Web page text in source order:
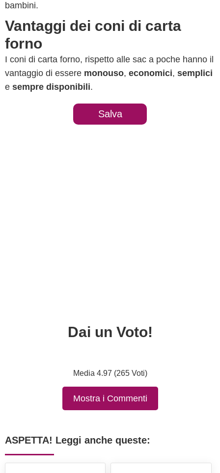
bambini.
Vantaggi dei coni di carta
forno
I coni di carta forno, rispetto alle sac a poche hanno il
vantaggio di essere monouso, economici, semplici
e sempre disponibili.
Salva
Dai un Voto!
Media 4.97 (265 Voti)
Mostra i Commenti
ASPETTA! Leggi anche queste: